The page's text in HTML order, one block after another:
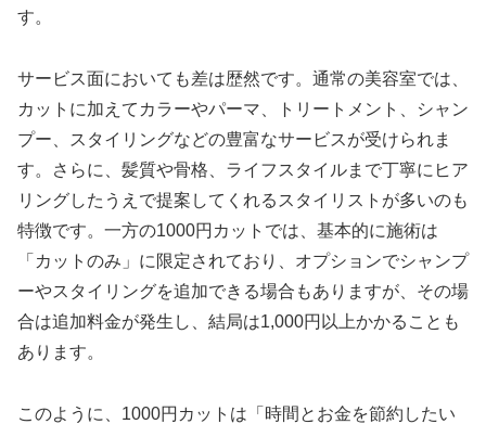
す。
サービス面においても差は歴然です。通常の美容室では、
カットに加えてカラーやパーマ、トリートメント、シャン
プー、スタイリングなどの豊富なサービスが受けられま
す。さらに、髪質や骨格、ライフスタイルまで丁寧にヒア
リングしたうえで提案してくれるスタイリストが多いのも
特徴です。一方の1000円カットでは、基本的に施術は
「カットのみ」に限定されており、オプションでシャンプ
ーやスタイリングを追加できる場合もありますが、その場
合は追加料金が発生し、結局は1,000円以上かかることも
あります。
このように、1000円カットは「時間とお金を節約したい